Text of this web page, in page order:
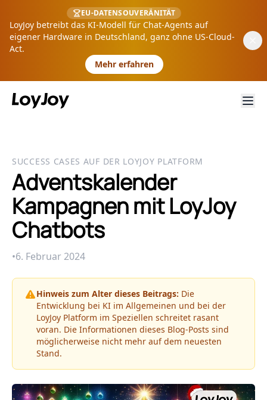
EU-DATENSOUVERÄNITÄT
LoyJoy betreibt das KI-Modell für Chat-Agents auf
eigener Hardware in Deutschland, ganz ohne US-Cloud-
Act.
Mehr erfahren
SUCCESS CASES AUF DER LOYJOY PLATFORM
Adventskalender
Kampagnen mit LoyJoy
Chatbots
•6. Februar 2024
Hinweis zum Alter dieses Beitrags: Die
Entwicklung bei KI im Allgemeinen und bei der
LoyJoy Platform im Speziellen schreitet rasant
voran. Die Informationen dieses Blog-Posts sind
möglicherweise nicht mehr auf dem neuesten
Stand.